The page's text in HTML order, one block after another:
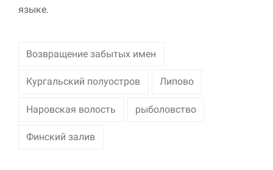
языке.
Возвращение забытых имен
Кургальский полуостров Липово
Наровская волость рыболовство
Финский залив